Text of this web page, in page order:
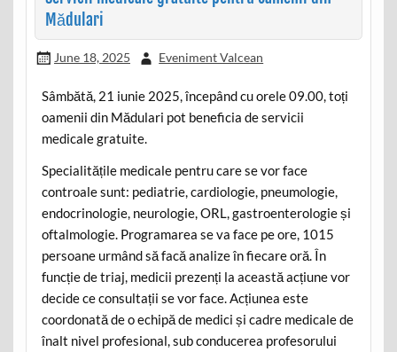
Mădulari
June 18, 2025 Eveniment Valcean
Sâmbătă, 21 iunie 2025, începând cu orele 09.00, toți
oamenii din Mădulari pot beneficia de servicii
medicale gratuite.
Specialitățile medicale pentru care se vor face
controale sunt: pediatrie, cardiologie, pneumologie,
endocrinologie, neurologie, ORL, gastroenterologie și
oftalmologie. Programarea se va face pe ore, 1015
persoane urmând să facă analize în fiecare oră. În
funcție de triaj, medicii prezenți la această acțiune vor
decide ce consultații se vor face. Acțiunea este
coordonată de o echipă de medici și cadre medicale de
înalt nivel profesional, sub conducerea profesorului